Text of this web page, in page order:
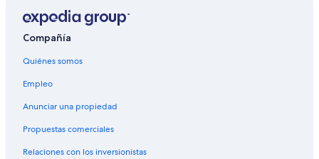
Compañía
Quiénes somos
Empleo
Anunciar una propiedad
Propuestas comerciales
Relaciones con los inversionistas